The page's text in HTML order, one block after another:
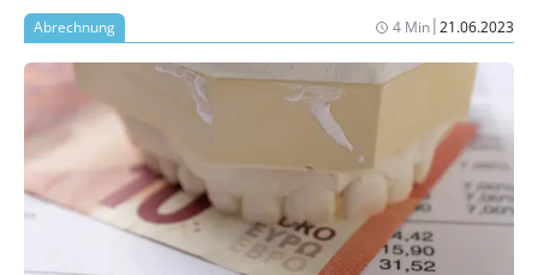
Teleskopversorgungen mit Dr. B.-Digitec als
zuverlässigem Partner künftig vollständig digital
kommuniziert, mittels CAD/CAM und 3D-Druck
nach internationalen Standards gefertigt und
schnell sowie kosteneffizient an die Patient:innen
geliefert. Zahntechnik wird so zu einem digitalen
Ökosystem, das präzise, reproduzierbare und
skalierbare Lösungen effizient und modern
Abrechnung 4 Min|21.06.2023